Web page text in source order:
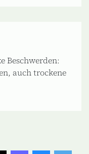
Beschwerden:
auch trockene